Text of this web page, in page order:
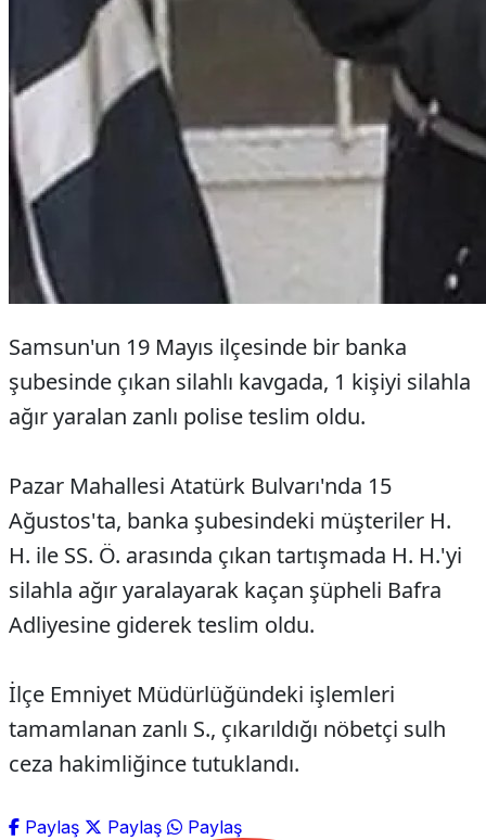
Samsun'un 19 Mayıs ilçesinde bir banka
şubesinde çıkan silahlı kavgada, 1 kişiyi silahla
ağır yaralan zanlı polise teslim oldu.
Pazar Mahallesi Atatürk Bulvarı'nda 15
Ağustos'ta, banka şubesindeki müşteriler H.
H. ile SS. Ö. arasında çıkan tartışmada H. H.'yi
silahla ağır yaralayarak kaçan şüpheli Bafra
Adliyesine giderek teslim oldu.
İlçe Emniyet Müdürlüğündeki işlemleri
tamamlanan zanlı S., çıkarıldığı nöbetçi sulh
ceza hakimliğince tutuklandı.
Paylaş Paylaş Paylaş